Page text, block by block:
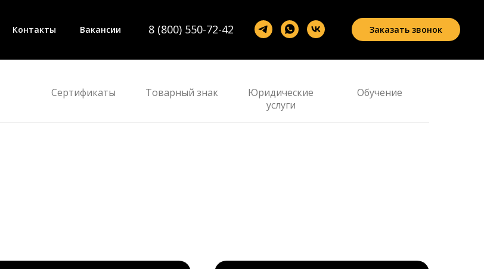
Контакты Вакансии 8 (800) 550-72-42 Заказать звонок
Сертификаты Товарный знак
Юридические
услуги
Обучение